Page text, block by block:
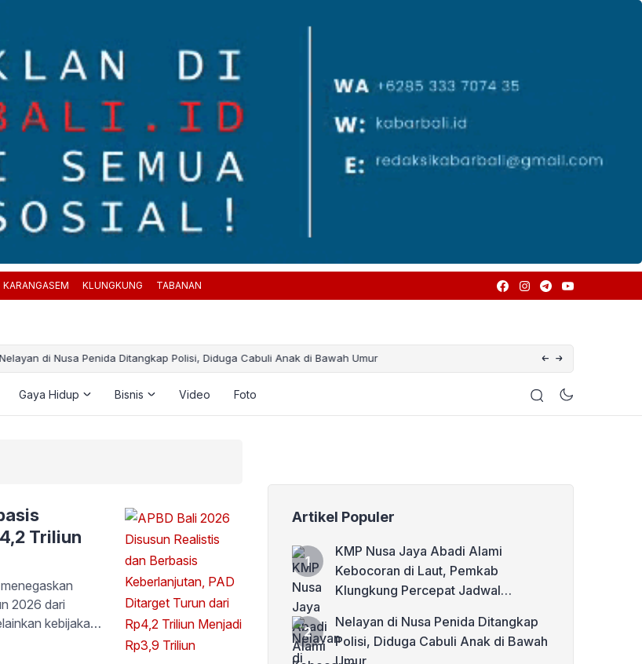
KARANGASEM KLUNGKUNG TABANAN
Nusa Penida Ditangkap Polisi, Diduga Cabuli Anak di Bawah Umur Pemuda di Kintamani
Gaya Hidup Bisnis Video Foto
Triliun
2026 dari
kebijakan
Paripurna ke-
Artikel Populer
KMP Nusa Jaya Abadi Alami
Kebocoran di Laut, Pemkab
Klungkung Percepat Jadwal
Nelayan di Nusa Penida Ditangkap
Polisi, Diduga Cabuli Anak di Bawah